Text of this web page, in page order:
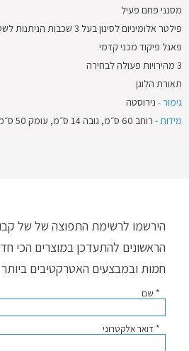
מסנני פחם פעיל
פילטר אלומיניום לסינון בעל 3 שכבות הניתנות לשטיפה קלה ונוחה
פאנל פיקוד מכני קדמי
3 מהירויות פעולה לבחירה
תאורת הלוגן
גימור - נירוסטה
מידות - רוחב 60 ס״מ, גובה 14 ס״מ, עומק 50 ס״מ
הירשמו לרשימת התפוצה של של
הראשונים להתעדכן במוצרים הכי
חמות ובמבצעים האטרקטיבים ביותר
* שם
* דואר אלקטרוני